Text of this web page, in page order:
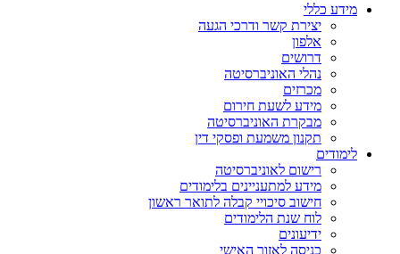
מידע כללי
יצירת קשר ודרכי הגעה
אלפון
דרושים
נהלי האוניברסיטה
מכרזים
מידע לשעת חירום
מבקרת האוניברסיטה
תקנון משמעת ופסקי דין
לימודים
רישום לאוניברסיטה
מידע למתעניינים בלימודים
חישוב סיכויי קבלה לתואר ראשון
לוח שנת הלימודים
ידיעונים
כניסה לאזור האישי